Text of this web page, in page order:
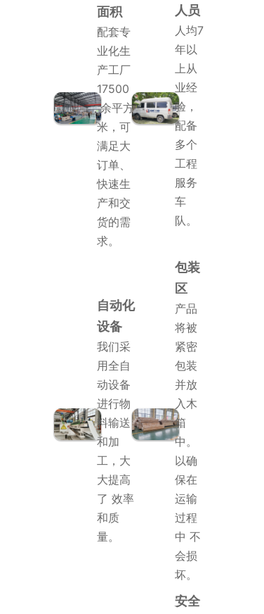
面积
配套专
业化生
产工厂
17500
余平方
米，可
满足大
订单、
快速生
产和交
货的需
求。
人员
人均7
年以
上从
业经
验，
配备
多个
工程
服务
车
队。
自动化
设备
我们采
用全自
动设备
进行物
料输送
和加
工，大
大提高
了 效率
和质
量。
包装
区
产品
将被
紧密
包装
并放
入木
箱
中。
以确
保在
运输
过程
中 不
会损
坏。
安全